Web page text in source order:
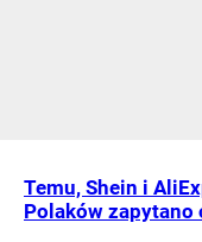
Temu, Shein i
Polaków zapytano